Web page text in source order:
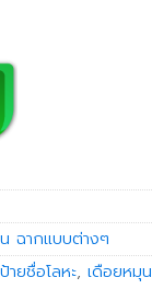
ฉากแบบต่างๆ
ป้ายชื่อโลหะ, เดือยหมุน